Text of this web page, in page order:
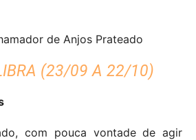
de Anjos Prateado
(23/09 A 22/10)
com pouca vontade de agir